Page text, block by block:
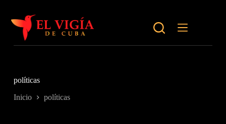
contenido
políticas
Inicio políticas